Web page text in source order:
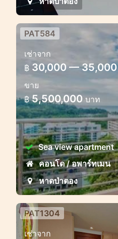
PAT584
เช่าจาก
฿ 30,000 — 35,000
ขาย
฿ 5,500,000บาท
Sea view apartment
คอนโด / อพาร์ทเมน
หาดป่าตอง
PAT1304
เช่าจาก